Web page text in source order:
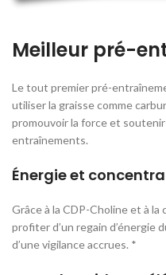
Meilleur pré-
Le tout premier pré-
utiliser la graisse comme
promouvoir la force et
entraînements.
Énergieet
Grâce à la CDP-Choline et à
profiter d’un regain d’énergie
d’une vigilance accrues. *